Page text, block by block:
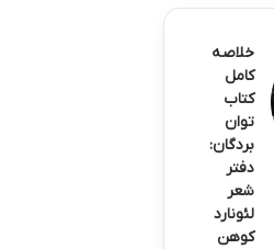
خلاصه
کامل
کتاب
توان
بردگان:
دفتر
شعر
لئونارد
کوهن